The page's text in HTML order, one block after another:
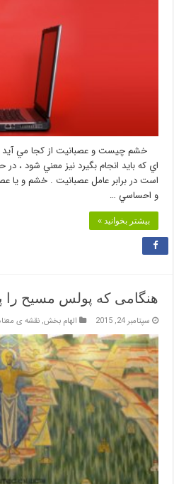
خشم چيست و عصبانيت از كجا مي
اي كه بايد انجام بگيرد نيز معني شود ،
است در برابر عامل عصبانيت . خشم و يا
و احساسي …
بیشتر بخوانید »
هنگامی که پولس مسیح را
سپتامبر 24, 2015 الهام بخش,نقشه ی